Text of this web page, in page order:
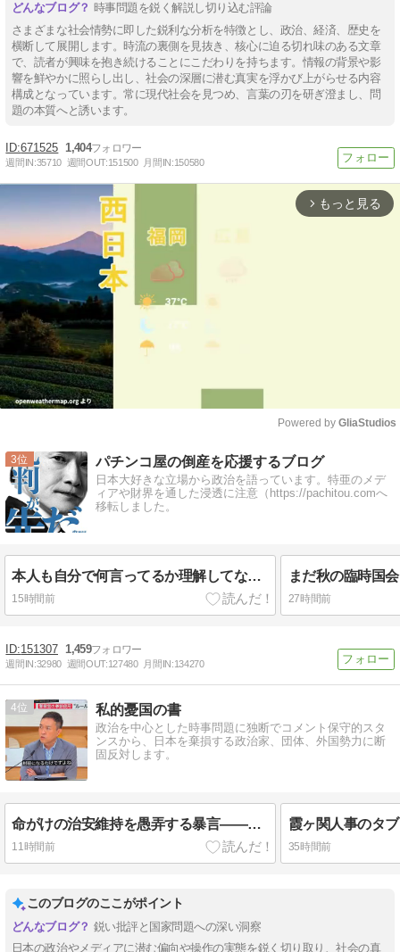
時事問題を鋭く解説し切り込む評論
さまざまな社会情勢に即した鋭利な分析を特徴とし、政治、経済、歴史を
横断して展開します。時流の裏側を見抜き、核心に迫る切れ味のある文章
で、読者が興味を抱き続けることにこだわりを持ちます。情報の背景や影
響を鮮やかに照らし出し、社会の深層に潜む真実を浮かび上がらせる内容
構成となっています。常に現代社会を見つめ、言葉の刃を研ぎ澄まし、問
題の本質へと誘います。
671525 1,404
週間IN:35710 週間OUT:151500 月間IN:150580
arrow_forward_ios もっと見る
Powered by GliaStudios
3 パチンコ屋の倒産を応援するブログ
日本大好きな立場から政治を語っています。特亜のメデ
ィアや財界を通した浸透に注意（https://pachitou.comへ
移転しました。
本人も自分で何言ってるか理解してないのでは？
15時間前
まだ秋の臨時国
27時間前
151307 1,459
週間IN:32980 週間OUT:127480 月間IN:134270
4 私的憂国の書
政治を中心とした時事問題に独断でコメント保守的スタ
ンスから、日本を棄損する政治家、団体、外国勢力に断
固反対します。
命がけの治安維持を愚弄する暴言――テレ朝は玉川徹を放逐せよ
11時間前 35時間前
このブログのここがポイント
鋭い批評と国家問題への深い洞察
日本の政治やメディアに潜む偏向や操作の実態を鋭く切り取り、社会の真